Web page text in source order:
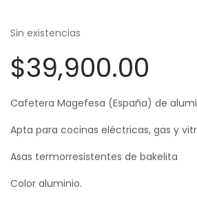
Sin existencias
$39,900.00
Cafetera Magefesa (España) de
Apta para cocinas eléctricas, gas y
Asas termorresistentes de bakelita
Color aluminio.